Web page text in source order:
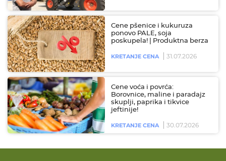
Cene pšenice i kukuruza
ponovo PALE, soja
poskupela! | Produktna berza
KRETANJE CENA 31.07.2026
Cene voća i povrća:
Borovnice, maline i paradajz
skuplji, paprika i tikvice
jeftinije!
KRETANJE CENA 30.07.2026